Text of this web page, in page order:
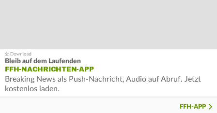
Bleib auf dem Laufenden
FFH-NACHRICHTEN-APP
Breaking News als Push-Nachricht, Audio auf Abruf. Jetzt
kostenlos laden.
FFH-APP